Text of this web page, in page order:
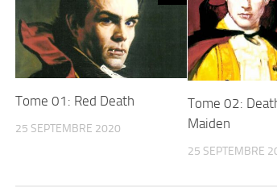
Tome 01: Red Death
25 SEPTEMBRE 2020
Tome 02:
Maiden
25 SEPTEMBRE